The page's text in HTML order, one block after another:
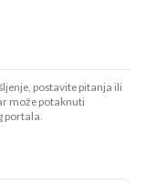
postavite pitanja ili
može potaknuti
portala.